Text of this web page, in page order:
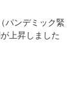
パンデミック緊
上昇しました